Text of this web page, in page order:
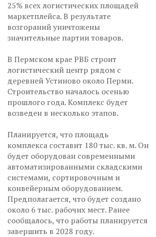
25% всех логистических площадей
маркетплейса. В результате
возгораний уничтожены
значительные партии товаров.
В Пермском крае РВБ строит
логистический центр рядом с
деревней Устиново около Перми.
Строительство началось осенью
прошлого года. Комплекс будет
возведен в несколько этапов.
Планируется, что площадь
комплекса составит 180 тыс. кв. м. Он
будет оборудован современными
автоматизированными складскими
системами, сортировочным и
конвейерным оборудованием.
Предполагается, что будет создано
около 6 тыс. рабочих мест. Ранее
сообщалось, что работы планируется
завершить в 2028 году.